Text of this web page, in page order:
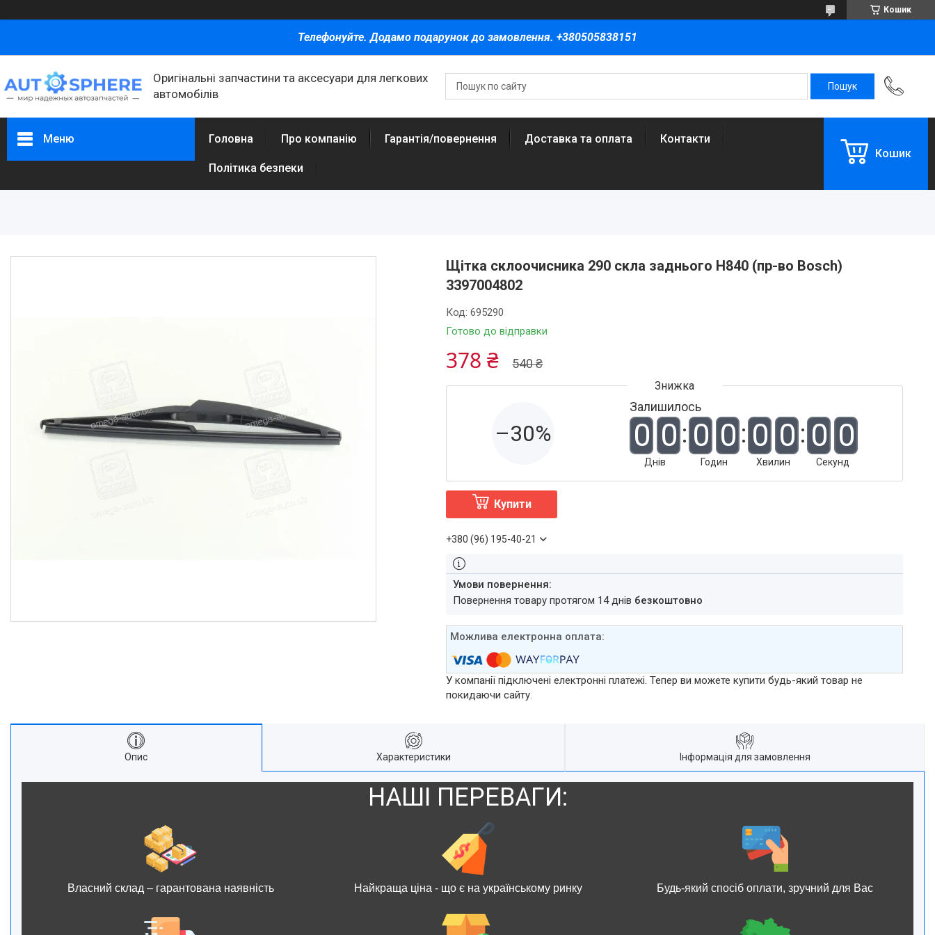
Кошик
Телефонуйте. Додамо подарунок до замовлення. +380505838151
Оригінальні запчастини та аксесуари для легкових
автомобілів
Меню Головна Про компанію Гарантія/повернення Доставка та оплата Контакти
Політика безпеки
Кошик
Щітка склоочисника 290 скла заднього H840 (пр-во Bosch)
3397004802
Готово до відправки
Код:695290
540 ₴
378 ₴
–30%
Залишилось
0 0
Днів
0 0
Годин
0 0
Хвилин
0 0
Секунд
Купити
+380 (96) 195-40-21
повернення товару протягом 14 днів безкоштовно
У компанії підключені електронні платежі. Тепер ви можете купити будь-який товар не
покидаючи сайту.
Опис Характеристики Інформація для замовлення
НАШІ ПЕРЕВАГИ:
Власний склад – гарантована наявність Найкраща ціна - що є на українському ринку Будь-який спосіб оплати, зручний для Вас